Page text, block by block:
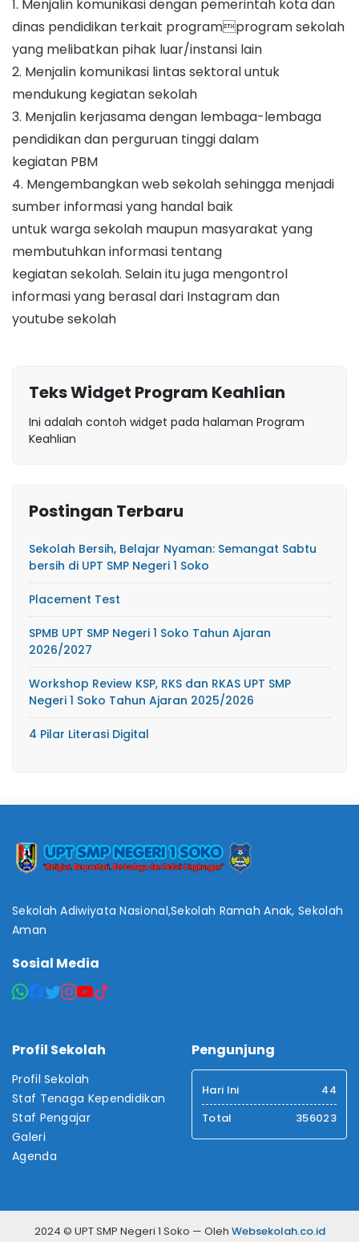
1. Menjalin komunikasi dengan pemerintah kota dan
dinas pendidikan terkait programprogram sekolah
yang melibatkan pihak luar/instansi lain
2. Menjalin komunikasi lintas sektoral untuk
mendukung kegiatan sekolah
3. Menjalin kerjasama dengan lembaga-lembaga
pendidikan dan perguruan tinggi dalam
kegiatan PBM
4. Mengembangkan web sekolah sehingga menjadi
sumber informasi yang handal baik
untuk warga sekolah maupun masyarakat yang
membutuhkan informasi tentang
kegiatan sekolah. Selain itu juga mengontrol
informasi yang berasal dari Instagram dan
youtube sekolah
Teks Widget Program Keahlian
Ini adalah contoh widget pada halaman Program
Keahlian
Postingan Terbaru
Sekolah Bersih, Belajar Nyaman: Semangat Sabtu
bersih di UPT SMP Negeri 1 Soko
Placement Test
SPMB UPT SMP Negeri 1 Soko Tahun Ajaran
2026/2027
Workshop Review KSP, RKS dan RKAS UPT SMP
Negeri 1 Soko Tahun Ajaran 2025/2026
4 Pilar Literasi Digital
Sekolah Adiwiyata Nasional,Sekolah Ramah Anak, Sekolah
Aman
Sosial Media
Profil Sekolah
Profil Sekolah
Staf Tenaga Kependidikan
Staf Pengajar
Galeri
Agenda
Pengunjung
Hari Ini
44
Total
356023
2024 © UPT SMP Negeri 1 Soko — Oleh Websekolah.co.id